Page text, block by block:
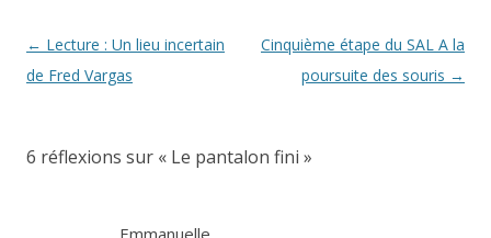
Navigation
des
← Lecture : Un lieu incertain
de Fred Vargas
Cinquième étape du SAL A la
poursuite des souris →
6 réflexions sur « Le pantalon fini »
Emmanuelle